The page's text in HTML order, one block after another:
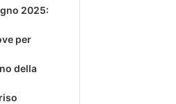
2025:
per
della